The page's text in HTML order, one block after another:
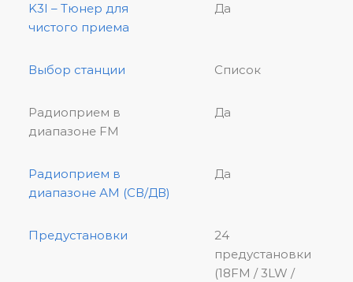
K3I – Тюнер для
чистого приема
Да
Выбор станции Список
Радиоприем в
диапазоне FМ
Да
Радиоприем в
диапазоне АМ (СВ/ДВ)
Да
Предустановки
24
предустановки
(18FM / 3LW /